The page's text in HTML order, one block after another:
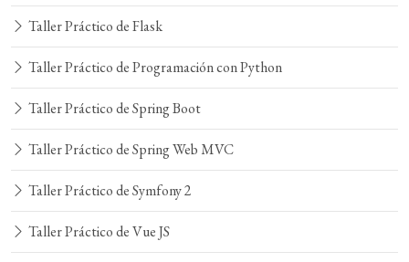
Taller Práctico de Flask
Taller Práctico de Programación con Python
Taller Práctico de Spring Boot
Taller Práctico de Spring Web MVC
Taller Práctico de Symfony 2
Taller Práctico de Vue JS